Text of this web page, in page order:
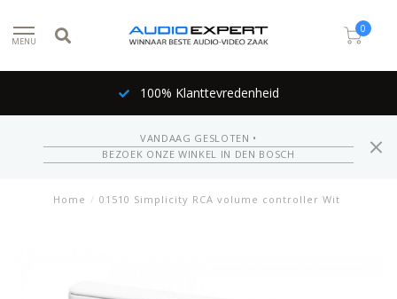
MENU
0
100% Klanttevredenheid
VANDAAG GESLOTEN •
BEZOEK ONZE WINKEL IN DEN BOSCH
Home / 01510 Simplicity RCA volume controller Wit